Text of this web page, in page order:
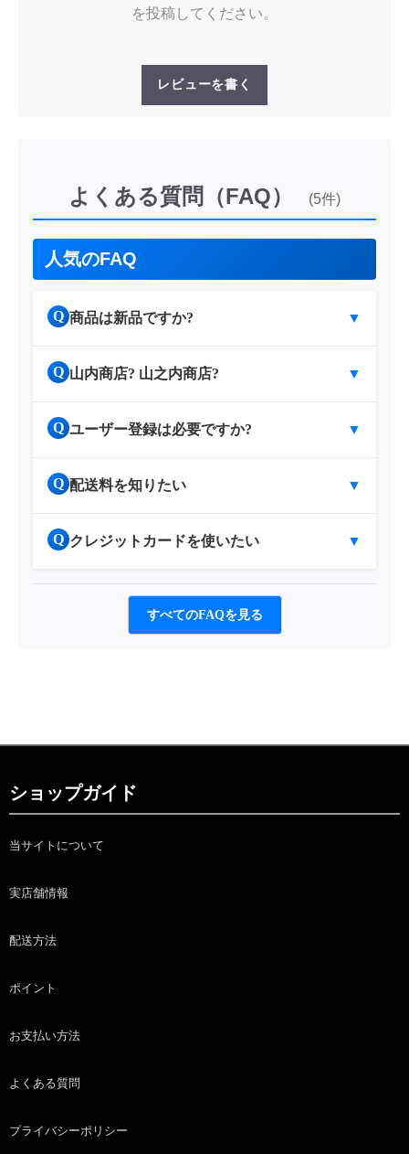
を投稿してください。
レビューを書く
よくある質問（FAQ） (5件)
人気のFAQ
Q 商品は新品ですか? ▼
Q 山内商店? 山之内商店? ▼
Q ユーザー登録は必要ですか? ▼
Q 配送料を知りたい ▼
Q クレジットカードを使いたい ▼
すべてのFAQを見る
ショップガイド
当サイトについて
実店舗情報
配送方法
ポイント
お支払い方法
よくある質問
プライバシーポリシー